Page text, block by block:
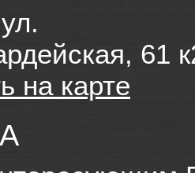
61
на карте